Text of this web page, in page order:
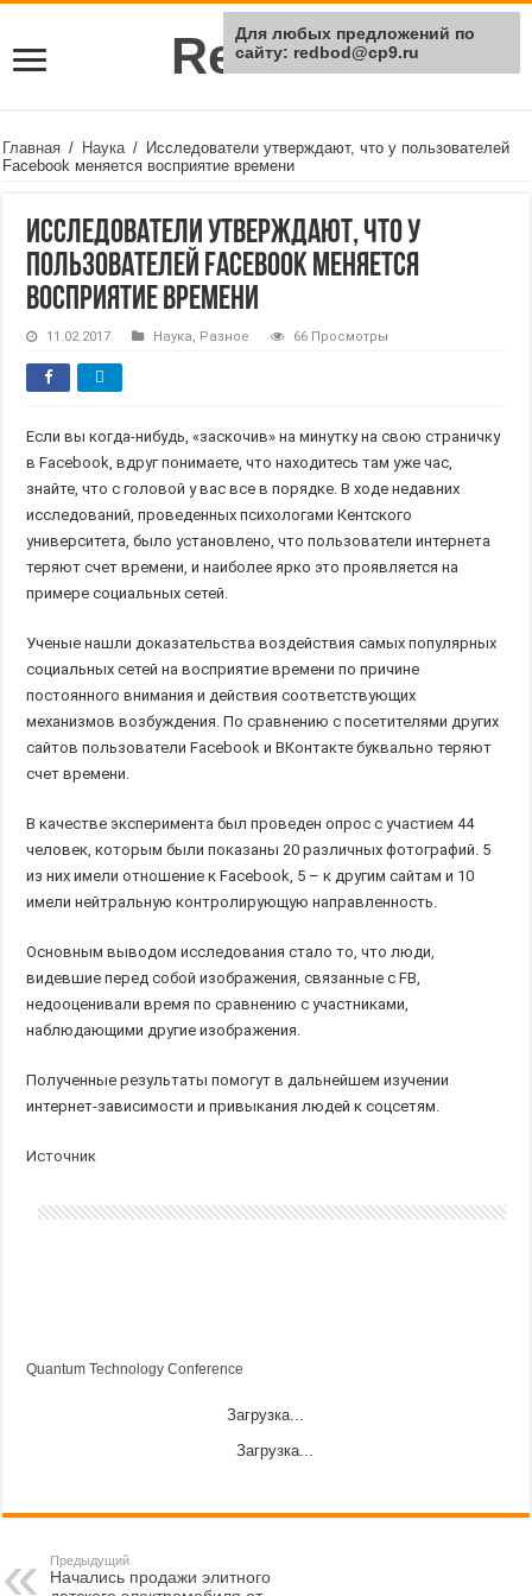
Rei Red
Главная / Наука / Исследователи утверждают, что у пользователей
Facebook меняется восприятие времени
Исследователи утверждают, что у
пользователей Facebook меняется
восприятие времени
11.02.2017 Наука, Разное 66 Просмотры
Если вы когда-нибудь, «заскочив» на минутку на свою страничку
в Facebook, вдруг понимаете, что находитесь там уже час,
знайте, что с головой у вас все в порядке. В ходе недавних
исследований, проведенных психологами Кентского
университета, было установлено, что пользователи интернета
теряют счет времени, и наиболее ярко это проявляется на
примере социальных сетей.
Ученые нашли доказательства воздействия самых популярных
социальных сетей на восприятие времени по причине
постоянного внимания и действия соответствующих
механизмов возбуждения. По сравнению с посетителями других
сайтов пользователи Facebook и ВКонтакте буквально теряют
счет времени.
В качестве эксперимента был проведен опрос с участием 44
человек, которым были показаны 20 различных фотографий. 5
из них имели отношение к Facebook, 5 – к другим сайтам и 10
имели нейтральную контролирующую направленность.
Основным выводом исследования стало то, что люди,
видевшие перед собой изображения, связанные с FB,
недооценивали время по сравнению с участниками,
наблюдающими другие изображения.
Полученные результаты помогут в дальнейшем изучении
интернет-зависимости и привыкания людей к соцсетям.
Источник
Quantum Technology Conference
Загрузка...
Загрузка...
Предыдущий
Начались продажи элитного
Для любых предложений по
сайту: redbod@cp9.ru